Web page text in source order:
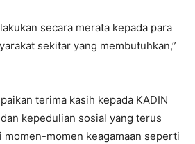
secara merata kepada para
sekitar yang membutuhkan,”
terima kasih kepada KADIN
kepedulian sosial yang terus
momen keagamaan seperti